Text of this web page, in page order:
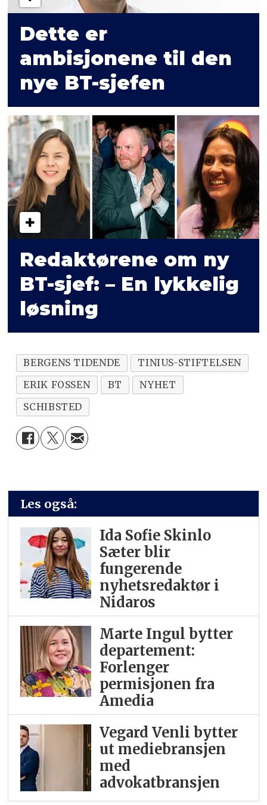
Dette er
ambisjonene til den
nye BT-sjefen
Redaktørene om ny
BT-sjef: – En lykkelig
løsning
BERGENS TIDENDE
TINIUS-STIFTELSEN
ERIK FOSSEN
BT
NYHET
SCHIBSTED
Les også:
Ida Sofie Skinlo
Sæter blir
fungerende
nyhetsredaktør i
Nidaros
Marte Ingul bytter
departement:
Forlenger
permisjonen fra
Amedia
Vegard Venli bytter
ut mediebransjen
med
advokatbransjen